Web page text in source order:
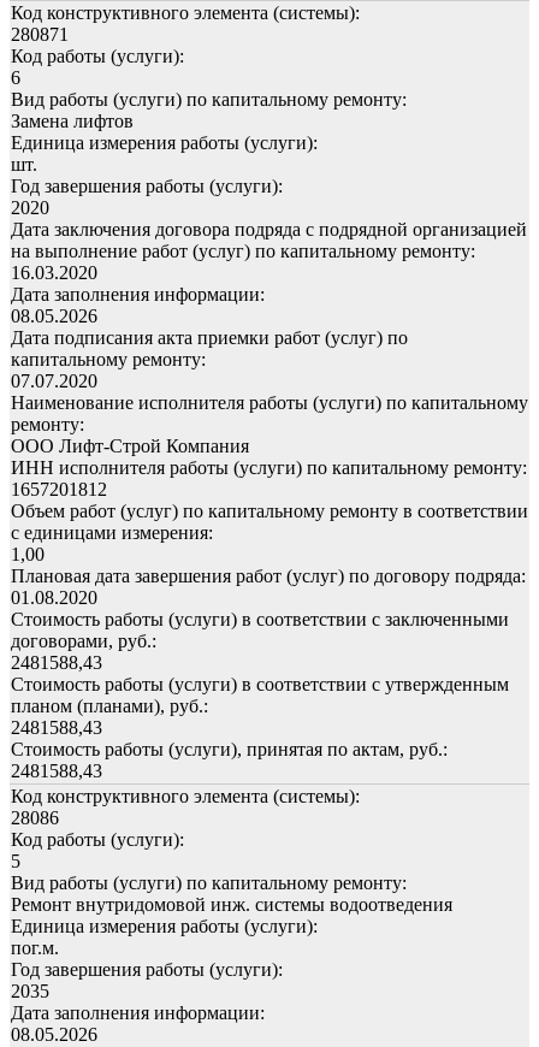
Код конструктивного элемента (системы):
280871
Код работы (услуги):
6
Вид работы (услуги) по капитальному ремонту:
Замена лифтов
Единица измерения работы (услуги):
шт.
Год завершения работы (услуги):
2020
Дата заключения договора подряда с подрядной организацией
на выполнение работ (услуг) по капитальному ремонту:
16.03.2020
Дата заполнения информации:
08.05.2026
Дата подписания акта приемки работ (услуг) по
капитальному ремонту:
07.07.2020
Наименование исполнителя работы (услуги) по капитальному
ремонту:
ООО Лифт-Строй Компания
ИНН исполнителя работы (услуги) по капитальному ремонту:
1657201812
Объем работ (услуг) по капитальному ремонту в соответствии
с единицами измерения:
1,00
Плановая дата завершения работ (услуг) по договору подряда:
01.08.2020
Стоимость работы (услуги) в соответствии с заключенными
договорами, руб.:
2481588,43
Стоимость работы (услуги) в соответствии с утвержденным
планом (планами), руб.:
2481588,43
Стоимость работы (услуги), принятая по актам, руб.:
2481588,43
Код конструктивного элемента (системы):
28086
Код работы (услуги):
5
Вид работы (услуги) по капитальному ремонту:
Ремонт внутридомовой инж. системы водоотведения
Единица измерения работы (услуги):
пог.м.
Год завершения работы (услуги):
2035
Дата заполнения информации:
08.05.2026